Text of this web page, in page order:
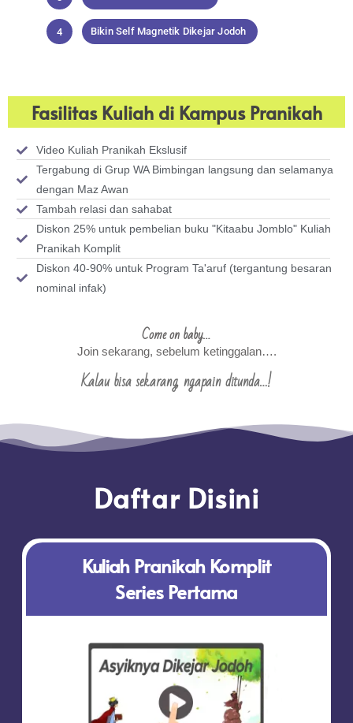
4 Bikin Self Magnetik Dikejar Jodoh
Fasilitas Kuliah di Kampus Pranikah
Video Kuliah Pranikah Ekslusif
Tergabung di Grup WA Bimbingan langsung dan selamanya
dengan Maz Awan
Tambah relasi dan sahabat
Diskon 25% untuk pembelian buku "Kitaabu Jomblo" Kuliah
Pranikah Komplit
Diskon 40-90% untuk Program Ta'aruf (tergantung besaran
nominal infak)
Come on baby…
Join sekarang, sebelum ketinggalan….
Kalau bisa sekarang, ngapain ditunda…!
Daftar Disini
Kuliah Pranikah Komplit
Series Pertama